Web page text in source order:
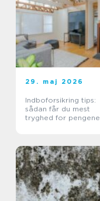
29. maj 2026
Indboforsikring tips:
sådan får du mest
tryghed for pengene